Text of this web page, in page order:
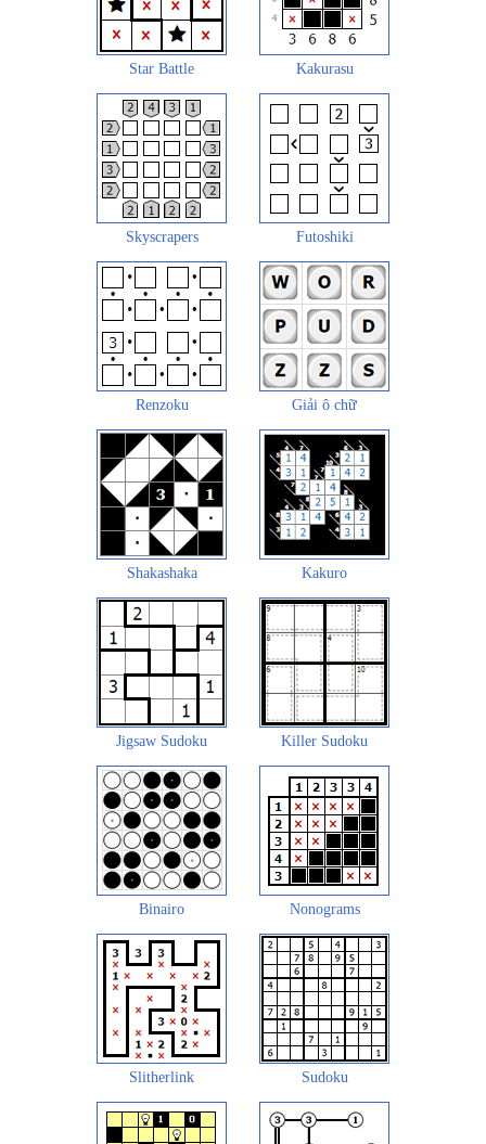
Star Battle Kakurasu
Skyscrapers Futoshiki
Renzoku Giải ô chữ
Shakashaka Kakuro
Jigsaw Sudoku Killer Sudoku
Binairo Nonograms
Slitherlink Sudoku